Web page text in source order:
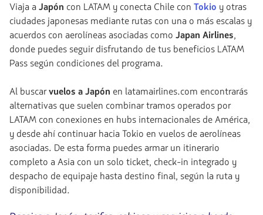
Vuelo
con
conexión
desde
1681439,
Tasas
incluidas.
Viaja aJapón con LATAM y conecta Chile con Tokio y otras
ciudades japonesas mediante rutas con una o más escalas y
acuerdos con aerolíneas asociadas como Japan Airlines,
donde puedes seguir disfrutando de tus beneficios LATAM
Pass según condiciones del programa.
Al buscarvuelos a Japón en latamairlines.com encontrarás
alternativas que suelen combinar tramos operados por
LATAM con conexiones en hubs internacionales de América,
y desde ahí continuar hacia Tokio en vuelos de aerolíneas
asociadas. De esta forma puedes armar un itinerario
completo a Asia con un solo ticket, check-in integrado y
despacho de equipaje hasta destino final, según la ruta y
disponibilidad.